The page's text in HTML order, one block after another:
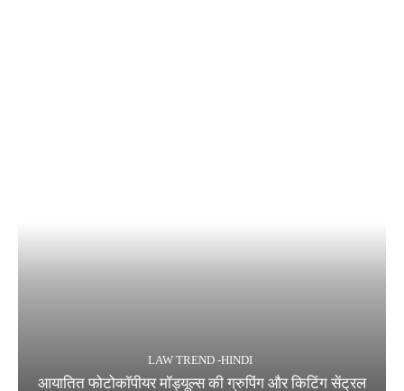
LAW TREND -HINDI
आयातित फोटोकॉपीयर मॉड्यूल्स की ग्रुपिंग और किटिंग सेंट्रल